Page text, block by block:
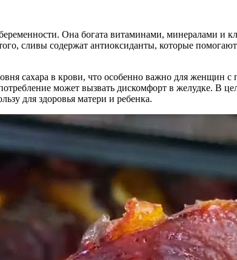
Она богата витаминами, минералами и
сливы содержат антиоксиданты, которые
сахара в крови, что особенно важно для женщин
может вызвать дискомфорт в желудке. В
для здоровья матери и ребенка.